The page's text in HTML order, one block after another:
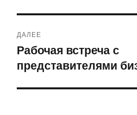
ДАЛЕЕ
Следующая
запись:
Рабочая встреча с
представителями